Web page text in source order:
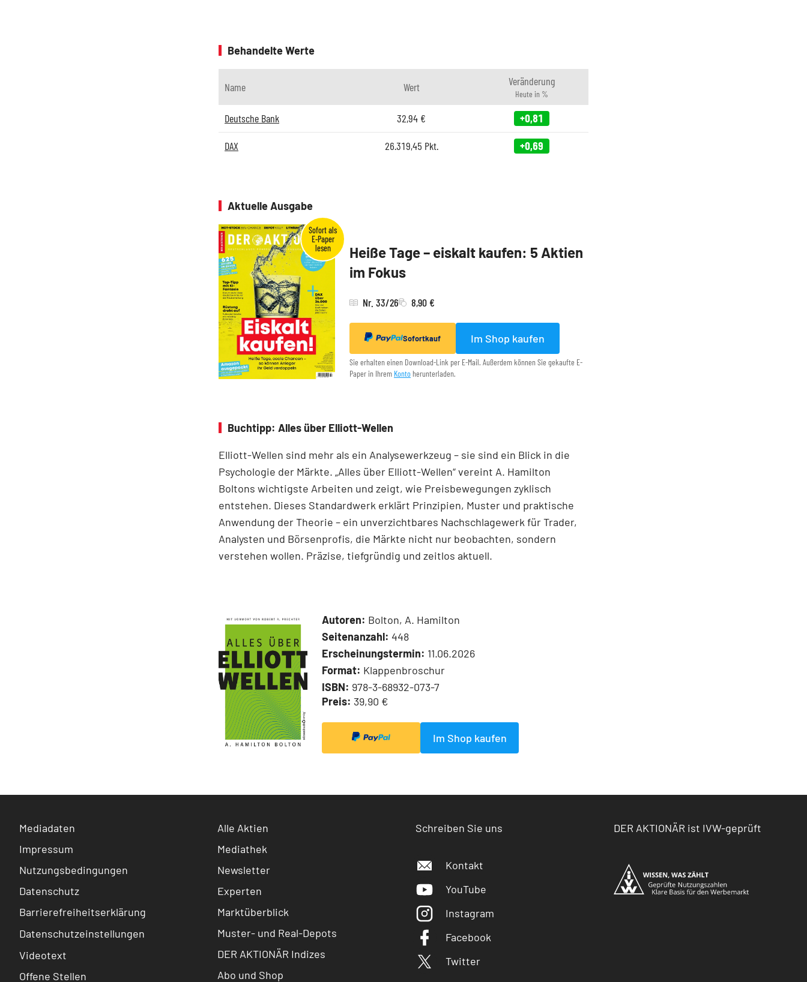
Behandelte Werte
Name Wert Veränderung
Heute in %
Deutsche Bank 32,94 € +0,81
DAX 26.319,45 Pkt. +0,69
Aktuelle Ausgabe
Heiße Tage – eiskalt kaufen: 5 Aktien
im Fokus
Nr. 33/26 8,90 €
Sofortkauf Im Shop kaufen
Sie erhalten einen Download-Link per E-Mail. Außerdem können Sie gekaufte E-
Paper in Ihrem Konto herunterladen.
Buchtipp: Alles über Elliott-Wellen
Elliott-Wellen sind mehr als ein Analysewerkzeug – sie sind ein Blick in die
Psychologie der Märkte. „Alles über Elliott-Wellen“ vereint A. Hamilton
Boltons wichtigste Arbeiten und zeigt, wie Preisbewegungen zyklisch
entstehen. Dieses Standardwerk erklärt Prinzipien, Muster und praktische
Anwendung der Theorie – ein unverzichtbares Nachschlagewerk für Trader,
Analysten und Börsenprofis, die Märkte nicht nur beobachten, sondern
verstehen wollen. Präzise, tiefgründig und zeitlos aktuell.
Autoren: Bolton, A. Hamilton
Seitenanzahl: 448
Erscheinungstermin: 11.06.2026
Format: Klappenbroschur
ISBN: 978-3-68932-073-7
Preis: 39,90 €
Im Shop kaufen
Mediadaten
Impressum
Nutzungsbedingungen
Datenschutz
Barrierefreiheitserklärung
Datenschutzeinstellungen
Videotext
Offene Stellen
Alle Aktien
Mediathek
Newsletter
Experten
Marktüberblick
Muster- und Real-Depots
DER AKTIONÄR Indizes
Abo und Shop
Schreiben Sie uns
Kontakt
YouTube
Instagram
Facebook
Twitter
DER AKTIONÄR ist IVW-geprüft